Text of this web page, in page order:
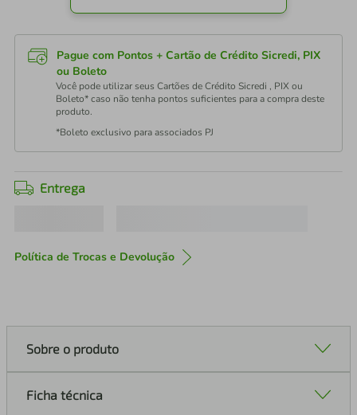
Pague com Pontos + Cartão de Crédito Sicredi, PIX
ou Boleto
Você pode utilizar seus Cartões de Crédito Sicredi , PIX ou
Boleto* caso não tenha pontos suficientes para a compra deste
produto.
*Boleto exclusivo para associados PJ
Entrega
Política de Trocas e Devolução
Sobre o produto
Ficha técnica